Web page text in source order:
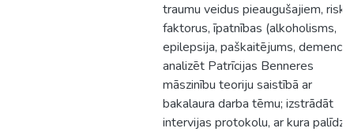
traumu veidus pieaugušajiem, riska
faktorus, īpatnības (alkoholisms,
epilepsija, paškaitējums,
analizēt Patrīcijas Benneres
māszinību teoriju saistībā ar
bakalaura darba tēmu; izstrādāt
intervijas protokolu, ar kura